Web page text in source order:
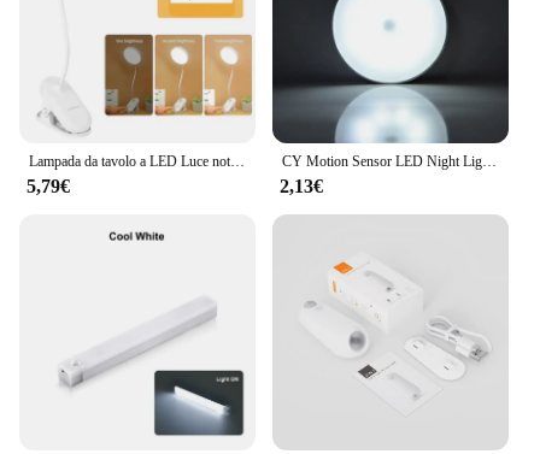
5,79€
CY Motion Sensor LED Night Light USB ricaricabile per armadio da cucina armadio lampada scala Wireless LED armadio luce
2,13€